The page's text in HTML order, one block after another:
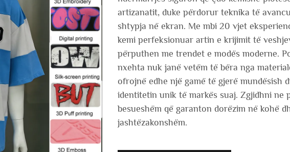
artizanatit, duke përdorur teknika të
shtypja në ekran. Me mbi 20 vjet
kemi perfeksionuar artin e krijimit të
përputhen me trendet e modës moderne.
nxehta nuk janë vetëm të bëra nga
ofrojnë edhe një gamë të gjerë mundësish
identitetin unik të markës suaj. Zgjidhni ne
besueshëm që garanton dorëzim në kohë
jashtëzakonshëm.